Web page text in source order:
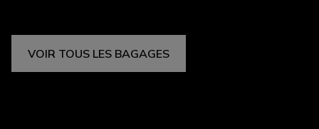
VOIR TOUS LES BAGAGES